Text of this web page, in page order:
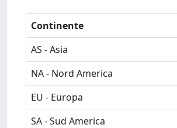
Continente
AS - Asia
NA - Nord America
EU - Europa
SA - Sud America